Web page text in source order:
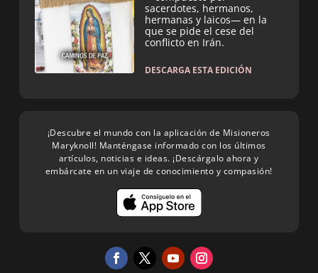
sacerdotes, hermanos,
hermanas y laicos— en la
que se pide el cese del
conflicto en Irán.
DESCARGA ESTA EDICIÓN
¡Descubre el mundo con la aplicación de Misioneros
Maryknoll! Manténgase informado con los últimos
artículos, noticias e ideas. ¡Descárgalo ahora y
embárcate en un viaje de conocimiento y compasión!